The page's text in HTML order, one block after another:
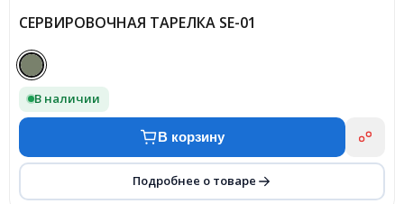
СЕРВИРОВОЧНАЯ ТАРЕЛКА SE-01
В наличии
В корзину
Подробнее о товаре